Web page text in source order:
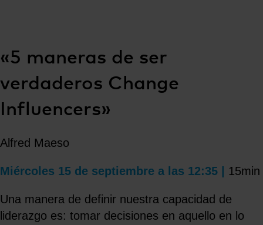
«5 maneras de ser
verdaderos Change
Influencers»
Alfred Maeso
Miércoles 15 de septiembre a las 12:35 | 15min
Una manera de definir nuestra capacidad de
liderazgo es: tomar decisiones en aquello en lo